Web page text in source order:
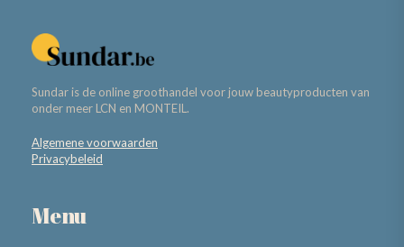
Sundar is de online groothandel voor jouw beautyproducten van
onder meer LCN en MONTEIL.
Algemene voorwaarden
Privacybeleid
Menu